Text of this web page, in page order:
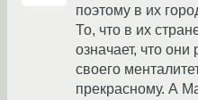
поэтому в их
То, что в их
означает, что они
своего
прекрасному. А